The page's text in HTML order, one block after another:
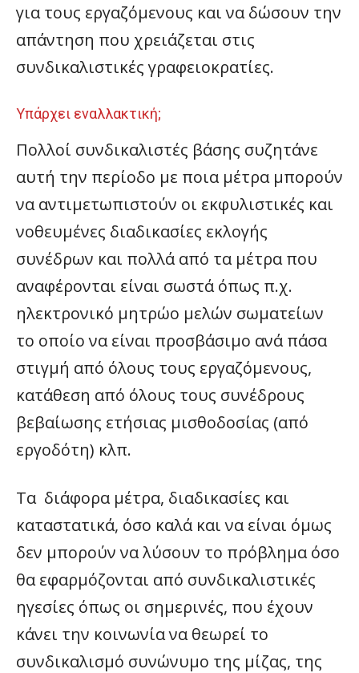
για τους εργαζόμενους και να δώσουν την
απάντηση που χρειάζεται στις
συνδικαλιστικές γραφειοκρατίες.
Υπάρχει εναλλακτική;
Πολλοί συνδικαλιστές βάσης συζητάνε
αυτή την περίοδο με ποια μέτρα μπορούν
να αντιμετωπιστούν οι εκφυλιστικές και
νοθευμένες διαδικασίες εκλογής
συνέδρων και πολλά από τα μέτρα που
αναφέρονται είναι σωστά όπως π.χ.
ηλεκτρονικό μητρώο μελών σωματείων
το οποίο να είναι προσβάσιμο ανά πάσα
στιγμή από όλους τους εργαζόμενους,
κατάθεση από όλους τους συνέδρους
βεβαίωσης ετήσιας μισθοδοσίας (από
εργοδότη) κλπ.
Τα διάφορα μέτρα, διαδικασίες και
καταστατικά, όσο καλά και να είναι όμως
δεν μπορούν να λύσουν το πρόβλημα όσο
θα εφαρμόζονται από συνδικαλιστικές
ηγεσίες όπως οι σημερινές, που έχουν
κάνει την κοινωνία να θεωρεί το
συνδικαλισμό συνώνυμο της μίζας, της